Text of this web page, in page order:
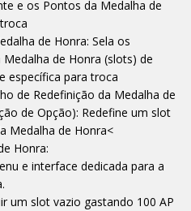
e os Pontos da Medalha de
de Honra: Sela os
de Honra (slots) de
específica para troca
de Redefinição da Medalha de
de Opção): Redefine um slot
Medalha de Honra<
Honra:
e interface dedicada para a
um slot vazio gastando 100 AP